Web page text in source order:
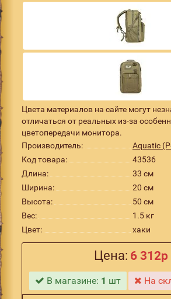
Цвета материалов на сайте могут
отличаться от реальных из-за
цветопередачи монитора.
Производитель:
Aquatic
Код товара:
43536
Длина:
33 см
Ширина:
20 см
Высота:
50 см
Вес:
1.5 кг
Цвет:
хаки
Цена: 6 312р
В магазине: 1 шт На